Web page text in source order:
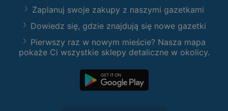
Zaplanuj swoje zakupy z naszymi gazetkami
Dowiedz się, gdzie znajdują się nowe gazetki
Pierwszy raz w nowym mieście? Nasza mapa
pokaże Ci wszystkie sklepy detaliczne w okolicy.